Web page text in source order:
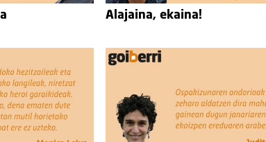
Alajaina, ekaina!